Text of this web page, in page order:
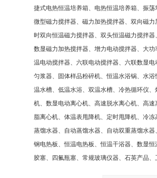
捷式电热恒温培养箱、电热恒温培养箱、振
微型磁力搅拌器、磁力加热搅拌器、双向磁
时双向恒温磁力搅拌器、双头恒温磁力搅拌
数显磁力加热搅拌器、增力电动搅拌器、大
温电动搅拌器、六联电动搅拌器、六联数显
匀浆器、固体样品粉碎机、恒温水浴锅、水
温水槽、低温水浴、双温水槽、冷热循环仪
机、数显电动离心机、高速脱水离心机、高
脂离心机、体温表甩降机、定时甩降机、冷
蒸馏水器、自动蒸馏水器、自动双重蒸馏水
钢电热板、恒温电热板、恒温干浴器、数显
胶塞、四氟瓶塞、常规玻璃仪器、石英产品